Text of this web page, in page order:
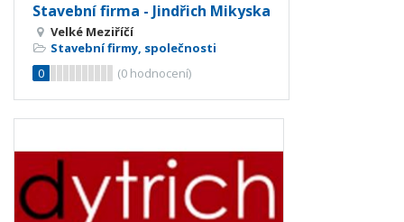
Stavební firma - Jindřich Mikyska
Velké Meziříčí
Stavební firmy, společnosti
0
(0 hodnocení)